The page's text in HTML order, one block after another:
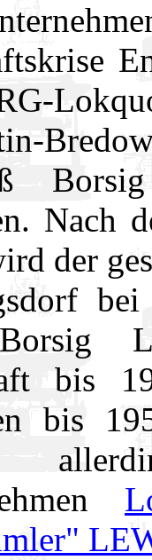
Nach
der
bis
bis